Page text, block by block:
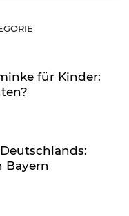
für Kinder:
Bayern